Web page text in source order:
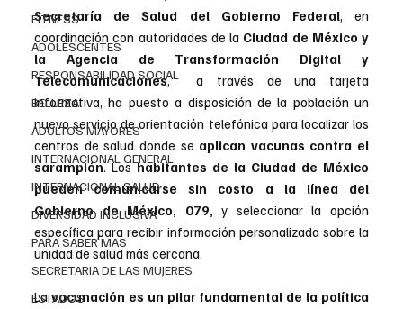
FITNESS
ADOLESCENTES
RESPONSABILIDAD SOCIAL
BELLEZA
ADULTOS MAYORES
INTERNACIONAL GENERAL
INTERNACIONAL SALUD
DIVERSIDAD INCLUSIVA
PARA SABER MAS
SECRETARIA DE LAS MUJERES
ESTADOS
Secretaría de Salud del Gobierno Federal, en
coordinación con autoridades de la Ciudad de México y
la Agencia de Transformación Digital y
Telecomunicaciones,  a través de una tarjeta
informativa, ha puesto a disposición de la población un
nuevo servicio de orientación telefónica para localizar los
centros de salud donde se aplican vacunas contra el
sarampión. Los habitantes de la Ciudad de México
pueden comunicarse sin costo a la línea del
Gobierno de México, 079, y seleccionar la opción
específica para recibir información personalizada sobre la
unidad de salud más cercana.
La vacunación es un pilar fundamental de la política